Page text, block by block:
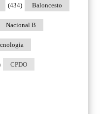
Baloncesto
(434)
Nacional B
CPDO